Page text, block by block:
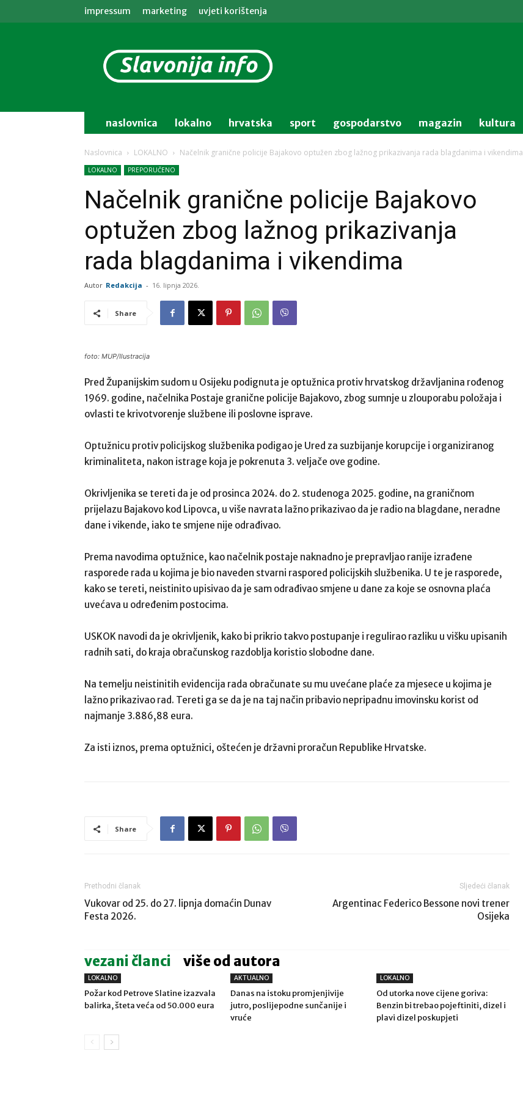
impressum marketing uvjeti korištenja
info
naslovnica lokalno hrvatska sport gospodarstvo magazin kultura
Naslovnica LOKALNO Načelnik granične policije Bajakovo optužen zbog lažnog prikazivanja rada blagdanima i vikendima
LOKALNO PREPORUČENO
Načelnik granične policije Bajakovo
optužen zbog lažnog prikazivanja
rada blagdanima i vikendima
Autor Redakcija - 16. lipnja 2026.
Share
foto: MUP/Ilustracija
Pred Županijskim sudom u Osijeku podignuta je optužnica protiv hrvatskog državljanina rođenog
1969. godine, načelnika Postaje granične policije Bajakovo, zbog sumnje u zlouporabu položaja i
ovlasti te krivotvorenje službene ili poslovne isprave.
Optužnicu protiv policijskog službenika podigao je Ured za suzbijanje korupcije i organiziranog
kriminaliteta, nakon istrage koja je pokrenuta 3. veljače ove godine.
Okrivljenika se tereti da je od prosinca 2024. do 2. studenoga 2025. godine, na graničnom
prijelazu Bajakovo kod Lipovca, u više navrata lažno prikazivao da je radio na blagdane, neradne
dane i vikende, iako te smjene nije odrađivao.
Prema navodima optužnice, kao načelnik postaje naknadno je prepravljao ranije izrađene
rasporede rada u kojima je bio naveden stvarni raspored policijskih službenika. U te je rasporede,
kako se tereti, neistinito upisivao da je sam odrađivao smjene u dane za koje se osnovna plaća
uvećava u određenim postocima.
USKOK navodi da je okrivljenik, kako bi prikrio takvo postupanje i regulirao razliku u višku upisanih
radnih sati, do kraja obračunskog razdoblja koristio slobodne dane.
Na temelju neistinitih evidencija rada obračunate su mu uvećane plaće za mjesece u kojima je
lažno prikazivao rad. Tereti ga se da je na taj način pribavio nepripadnu imovinsku korist od
najmanje 3.886,88 eura.
Za isti iznos, prema optužnici, oštećen je državni proračun Republike Hrvatske.
Share
Prethodni članak
Vukovar od 25. do 27. lipnja domaćin Dunav
Festa 2026.
Sljedeći članak
Argentinac Federico Bessone novi trener
Osijeka
vezani članci više od autora
LOKALNO
Požar kod Petrove Slatine izazvala
balirka, šteta veća od 50.000 eura
AKTUALNO
Danas na istoku promjenjivije
jutro, poslijepodne sunčanije i
vruće
LOKALNO
Od utorka nove cijene goriva:
Benzin bi trebao pojeftiniti, dizel i
plavi dizel poskupjeti